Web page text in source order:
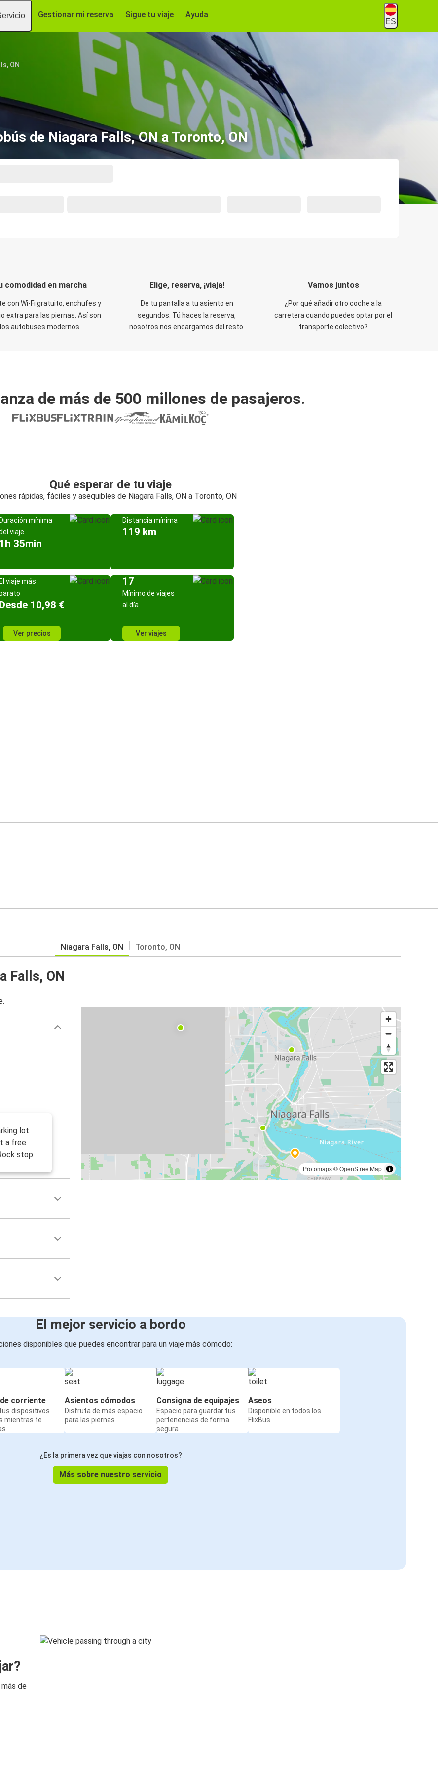
Gestionar mi reserva Sigue tu viaje Ayuda
ES
ON
de Niagara Falls, ON a Toronto, ON
comodidad en marcha
con Wi-Fi gratuito, enchufes y
extra para las piernas. Así son
los autobuses modernos.
Elige, reserva, ¡viaja!
De tu pantalla a tu asiento en
segundos. Tú haces la reserva,
nosotros nos encargamos del resto.
Vamos juntos
¿Por qué añadir otro coche a la
carretera cuando puedes optar por el
transporte colectivo?
de más de 500 millones de pasajeros.
Qué esperar de tu viaje
rápidas, fáciles y asequibles de Niagara Falls, ON a Toronto, ON
mínima
viaje
35min
Distancia mínima
119 km
viaje más
10,98 €
Ver precios
17
Mínimo de viajes
al día
Ver viajes
Niagara Falls, ON Toronto, ON
Falls, ON
Protomaps©OpenStreetMap
lot.
a free
stop.
El mejor servicio a bordo
disponibles que puedes encontrar para un viaje más cómodo:
corriente
dispositivos
mientras te
Asientos cómodos
Disfruta de más espacio
para las piernas
Consigna de equipajes
Espacio para guardar tus
pertenencias de forma
segura
Aseos
Disponible en todos los
FlixBus
¿Es la primera vez que viajas con nosotros?
Más sobre nuestro servicio
de